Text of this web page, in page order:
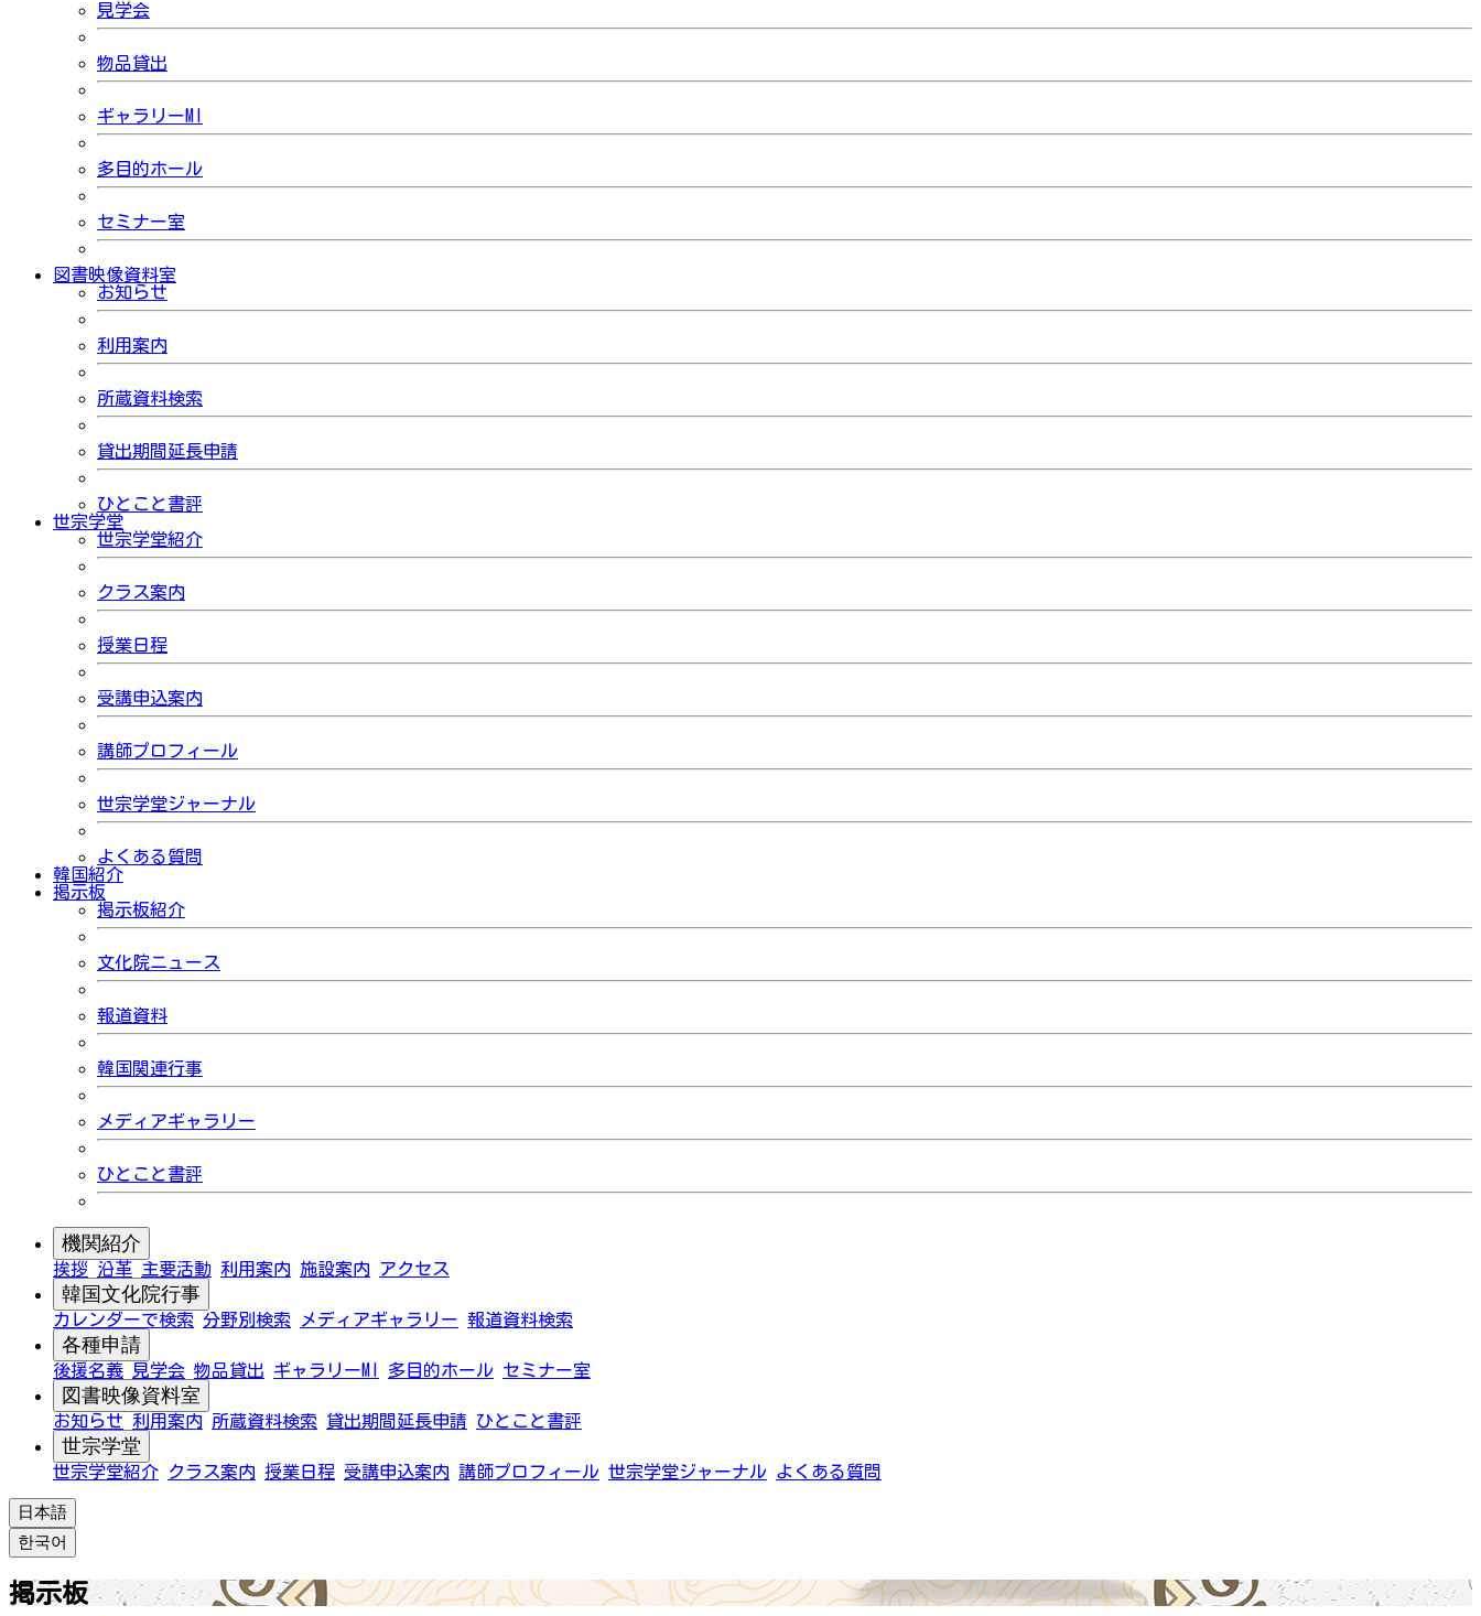
見学会
物品貸出
ギャラリーMI
多目的ホール
セミナー室
図書映像資料室
お知らせ
利用案内
所蔵資料検索
貸出期間延長申請
ひとこと書評
世宗学堂
世宗学堂紹介
クラス案内
授業日程
受講申込案内
講師プロフィール
世宗学堂ジャーナル
よくある質問
韓国紹介
掲示板
掲示板紹介
文化院ニュース
報道資料
韓国関連行事
メディアギャラリー
ひとこと書評
機関紹介
挨拶 沿革 主要活動 利用案内 施設案内 アクセス
韓国文化院行事
カレンダーで検索 分野別検索 メディアギャラリー 報道資料検索
各種申請
後援名義 見学会 物品貸出 ギャラリーMI 多目的ホール セミナー室
図書映像資料室
お知らせ 利用案内 所蔵資料検索 貸出期間延長申請 ひとこと書評
世宗学堂
世宗学堂紹介 クラス案内 授業日程 受講申込案内 講師プロフィール 世宗学堂ジャーナル よくある質問
日本語
한국어
掲示板